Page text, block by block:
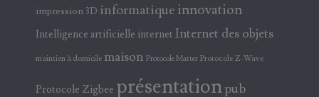
impression 3D informatique innovation
Intelligence artificielle internet Internet des objets
maintien à domicile maison Protocole Matter Protocole Z-Wave
Protocole Zigbee présentationpub